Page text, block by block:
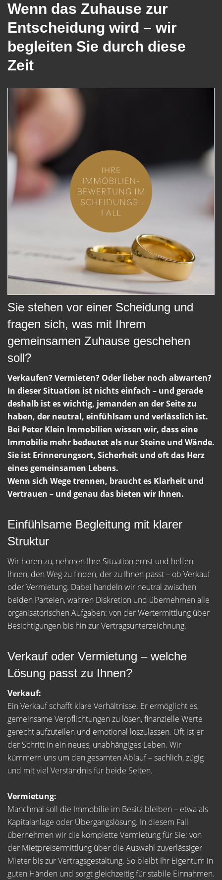
Wenn das Zuhause zur
Entscheidung wird – wir
begleiten Sie durch diese
Zeit
Sie stehen vor einer Scheidung und
fragen sich, was mit Ihrem
gemeinsamen Zuhause geschehen
soll?
Verkaufen? Vermieten? Oder lieber noch abwarten?
In dieser Situation ist nichts einfach – und gerade
deshalb ist es wichtig, jemanden an der Seite zu
haben, der neutral, einfühlsam und verlässlich ist.
Bei Peter Klein Immobilien wissen wir, dass eine
Immobilie mehr bedeutet als nur Steine und Wände.
Sie ist Erinnerungsort, Sicherheit und oft das Herz
eines gemeinsamen Lebens.
Wenn sich Wege trennen, braucht es Klarheit und
Vertrauen – und genau das bieten wir Ihnen.
Einfühlsame Begleitung mit klarer
Struktur
Wir hören zu, nehmen Ihre Situation ernst und helfen
Ihnen, den Weg zu finden, der zu Ihnen passt – ob Verkauf
oder Vermietung. Dabei handeln wir neutral zwischen
beiden Parteien, wahren Diskretion und übernehmen alle
organisatorischen Aufgaben: von der Wertermittlung über
Besichtigungen bis hin zur Vertragsunterzeichnung.
Verkauf oder Vermietung – welche
Lösung passt zu Ihnen?
Verkauf:
Ein Verkauf schafft klare Verhältnisse. Er ermöglicht es,
gemeinsame Verpflichtungen zu lösen, finanzielle Werte
gerecht aufzuteilen und emotional loszulassen. Oft ist er
der Schritt in ein neues, unabhängiges Leben. Wir
kümmern uns um den gesamten Ablauf – sachlich, zügig
und mit viel Verständnis für beide Seiten.
Vermietung:
Manchmal soll die Immobilie im Besitz bleiben – etwa als
Kapitalanlage oder Übergangslösung. In diesem Fall
übernehmen wir die komplette Vermietung für Sie: von
der Mietpreisermittlung über die Auswahl zuverlässiger
Mieter bis zur Vertragsgestaltung. So bleibt Ihr Eigentum in
guten Händen und sorgt gleichzeitig für stabile Einnahmen.